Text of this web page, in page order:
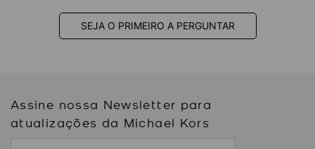
SEJA O PRIMEIRO A PERGUNTAR
Assine nossa Newsletter para
atualizações da Michael Kors